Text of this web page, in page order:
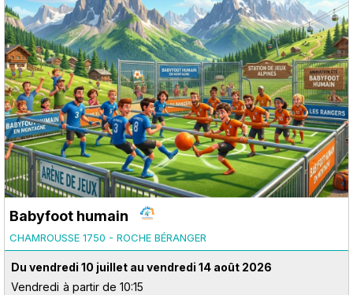
Babyfoot humain
CHAMROUSSE 1750 - ROCHE BÉRANGER
Du vendredi 10 juillet au vendredi 14 août 2026
Vendredi à partir de 10:15